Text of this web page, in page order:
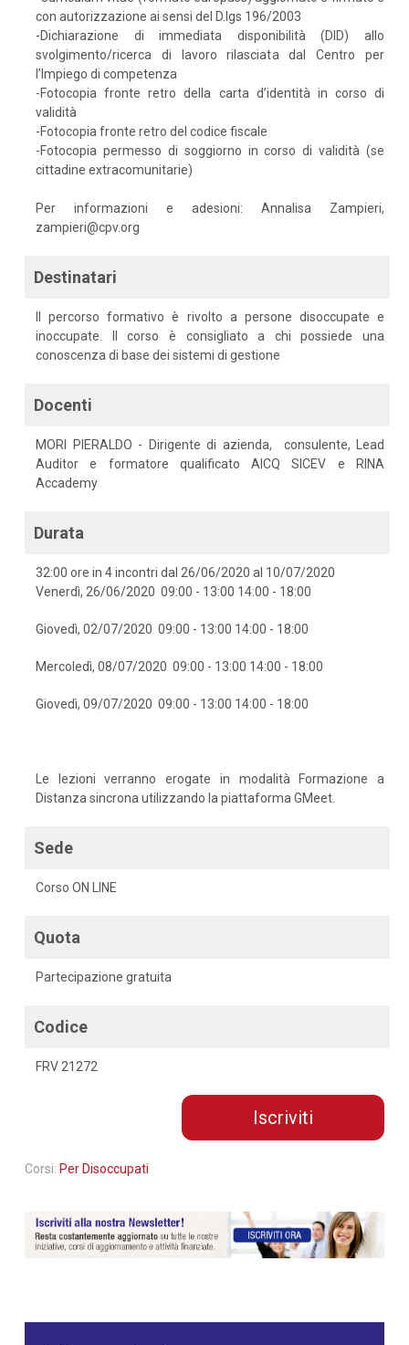
con autorizzazione ai sensi del D.lgs 196/2003
-Dichiarazione di immediata disponibilità (DID) allo
svolgimento/ricerca di lavoro rilasciata dal Centro per
l’Impiego di competenza
-Fotocopia fronte retro della carta d’identità in corso di
validità
-Fotocopia fronte retro del codice fiscale
-Fotocopia permesso di soggiorno in corso di validità (se
cittadine extracomunitarie)
Per informazioni e adesioni: Annalisa Zampieri,
zampieri@cpv.org
Destinatari
Il percorso formativo è rivolto a persone disoccupate e
inoccupate. Il corso è consigliato a chi possiede una
conoscenza di base dei sistemi di gestione
Docenti
MORI PIERALDO - Dirigente di azienda, consulente, Lead
Auditor e formatore qualificato AICQ SICEV e RINA
Accademy
Durata
32:00 ore in 4 incontri dal 26/06/2020 al 10/07/2020
Venerdì, 26/06/2020 09:00 - 13:00 14:00 - 18:00
Giovedì, 02/07/2020 09:00 - 13:00 14:00 - 18:00
Mercoledì, 08/07/2020 09:00 - 13:00 14:00 - 18:00
Giovedì, 09/07/2020 09:00 - 13:00 14:00 - 18:00
Le lezioni verranno erogate in modalità Formazione a
Distanza sincrona utilizzando la piattaforma GMeet.
Sede
Corso ON LINE
Quota
Partecipazione gratuita
Codice
FRV 21272
Iscriviti
Corsi: Per Disoccupati